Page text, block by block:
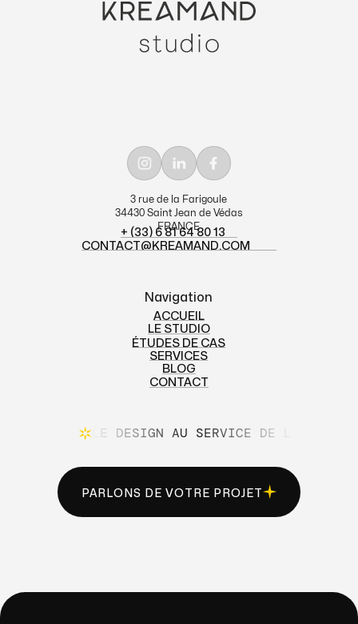
3 rue de la Farigoule
34430 Saint Jean de Védas
FRANCE
+ (33) 6 81 64 80 13
+ (33) 6 81 64 80 13
CONTACT@KREAMAND.COM
Navigation
ACCUEIL
ACCUEIL
LE STUDIO
LE STUDIO
ÉTUDES DE CAS
ÉTUDES DE CAS
SERVICES
SERVICES
BLOG
BLOG
CONTACT
LE DESIGN AU SERVICE DE
PARLONS DE VOTRE PROJET